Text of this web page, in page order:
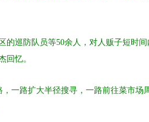
的巡防队员等50余人，对人贩子短时
回忆。
一路扩大半径搜寻，一路前往菜市